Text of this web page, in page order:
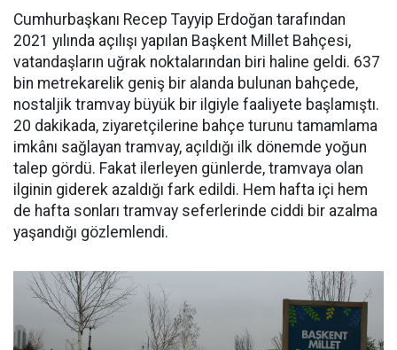
Cumhurbaşkanı Recep Tayyip Erdoğan tarafından
2021 yılında açılışı yapılan Başkent Millet Bahçesi,
vatandaşların uğrak noktalarından biri haline geldi. 637
bin metrekarelik geniş bir alanda bulunan bahçede,
nostaljik tramvay büyük bir ilgiyle faaliyete başlamıştı.
20 dakikada, ziyaretçilerine bahçe turunu tamamlama
imkânı sağlayan tramvay, açıldığı ilk dönemde yoğun
talep gördü. Fakat ilerleyen günlerde, tramvaya olan
ilginin giderek azaldığı fark edildi. Hem hafta içi hem
de hafta sonları tramvay seferlerinde ciddi bir azalma
yaşandığı gözlemlendi.